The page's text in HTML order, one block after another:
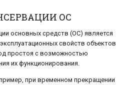
ОС
основных средств (ОС) является
свойств объектов
простоя с возможностью
их функционирования.
при временном прекращении